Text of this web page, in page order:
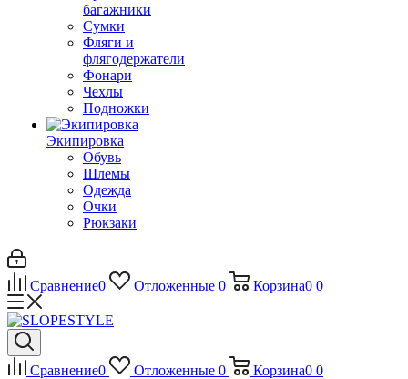
багажники
Сумки
Фляги и
флягодержатели
Фонари
Чехлы
Подножки
Экипировка
Обувь
Шлемы
Одежда
Очки
Рюкзаки
Сравнение0 Отложенные 0 Корзина0 0
Сравнение0 Отложенные 0 Корзина0 0